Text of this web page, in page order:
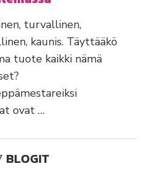
turvallinen,
kaunis. Täyttääkö
tuote kaikki nämä
ovat …
BLOGIT